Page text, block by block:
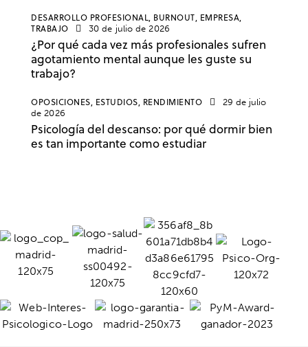
DESARROLLO PROFESIONAL, BURNOUT, EMPRESA,
TRABAJO
30 de julio de 2026
¿Por qué cada vez más profesionales sufren
agotamiento mental aunque les guste su
trabajo?
OPOSICIONES, ESTUDIOS, RENDIMIENTO
29 de julio
de 2026
Psicología del descanso: por qué dormir bien
es tan importante como estudiar